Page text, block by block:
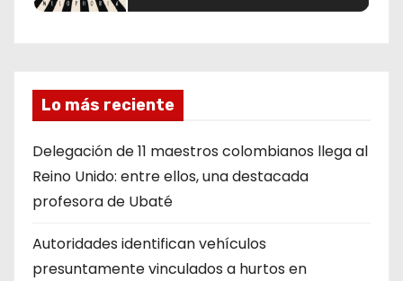
Lo más reciente
Delegación de 11 maestros colombianos llega al
Reino Unido: entre ellos, una destacada
profesora de Ubaté
Autoridades identifican vehículos
presuntamente vinculados a hurtos en